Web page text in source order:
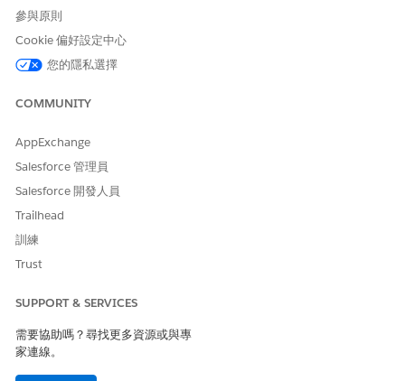
參與原則
Cookie 偏好設定中心
您的隱私選擇
COMMUNITY
AppExchange
Salesforce 管理員
Salesforce 開發人員
Trailhead
訓練
Trust
SUPPORT & SERVICES
需要協助嗎？尋找更多資源或與專
家連線。